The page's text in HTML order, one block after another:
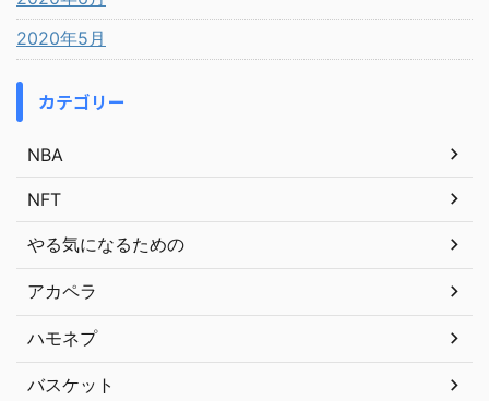
2020年5月
カテゴリー
NBA
NFT
やる気になるための
アカペラ
ハモネプ
バスケット